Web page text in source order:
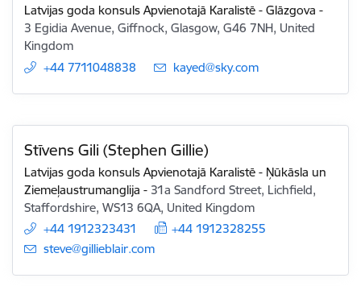
Latvijas goda konsuls Apvienotajā Karalistē - Glāzgova -
3 Egidia Avenue, Giffnock, Glasgow, G46 7NH, United
Kingdom
+44 7711048838
E-pasts:
kayed@sky.com
Stīvens Gili (Stephen Gillie)
Latvijas goda konsuls Apvienotajā Karalistē - Ņūkāsla un
Ziemeļaustrumanglija - 31a Sandford Street, Lichfield,
Staffordshire, WS13 6QA, United Kingdom
+44 1912323431
+44 1912328255
E-pasts:
steve@gillieblair.com